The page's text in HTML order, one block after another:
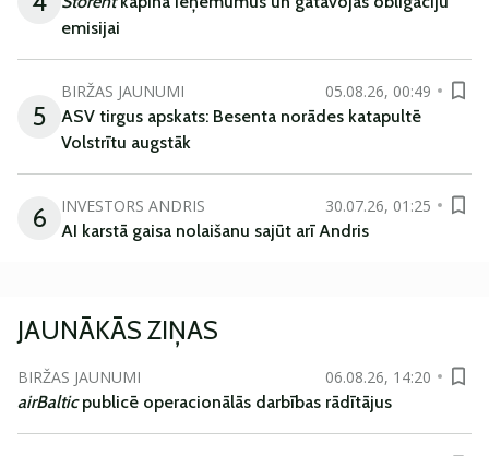
emisijai
5
BIRŽAS JAUNUMI
05.08.26, 00:49
ASV tirgus apskats: Besenta norādes katapultē
Volstrītu augstāk
6 INVESTORS ANDRIS
30.07.26, 01:25
AI karstā gaisa nolaišanu sajūt arī Andris
JAUNĀKĀS ZIŅAS
BIRŽAS JAUNUMI
06.08.26, 14:20
airBalticpublicē operacionālās darbības rādītājus